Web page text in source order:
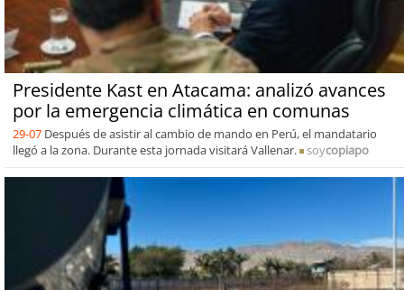
Presidente Kast en Atacama: analizó avances
por la emergencia climática en comunas
29-07 Después de asistir al cambio de mando en Perú, el mandatario
llegó a la zona. Durante esta jornada visitará Vallenar.
soycopiapo